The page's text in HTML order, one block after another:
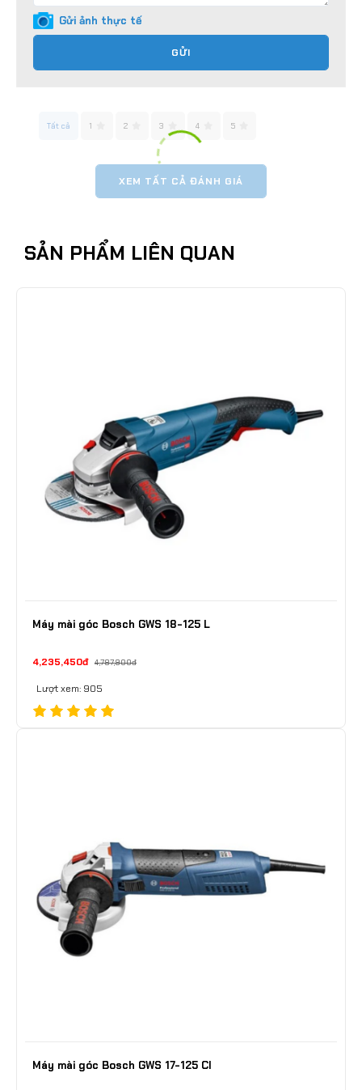
Gửi ảnh thực tế
GỬI
Tất cả 1 2 3 4 5
XEM TẤT CẢ ĐÁNH GIÁ
SẢN PHẨM LIÊN QUAN
Máy mài góc Bosch GWS 18-125 L
4,235,450đ 4,787,900đ
Lượt xem: 905
Máy mài góc Bosch GWS 17-125 CI